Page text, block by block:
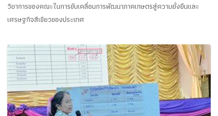
วิชาการของคณะในการขับเคลื่อนการพัฒนาภาคเกษตรสู่ความยั่งยืนและ
เศรษฐกิจสีเขียวของประเทศ